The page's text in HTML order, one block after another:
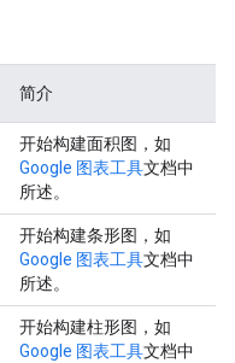
简介
开始构建面积图，如
Google 图表工具文档中
所述。
开始构建条形图，如
Google 图表工具文档中
所述。
开始构建柱形图，如
Google 图表工具文档中